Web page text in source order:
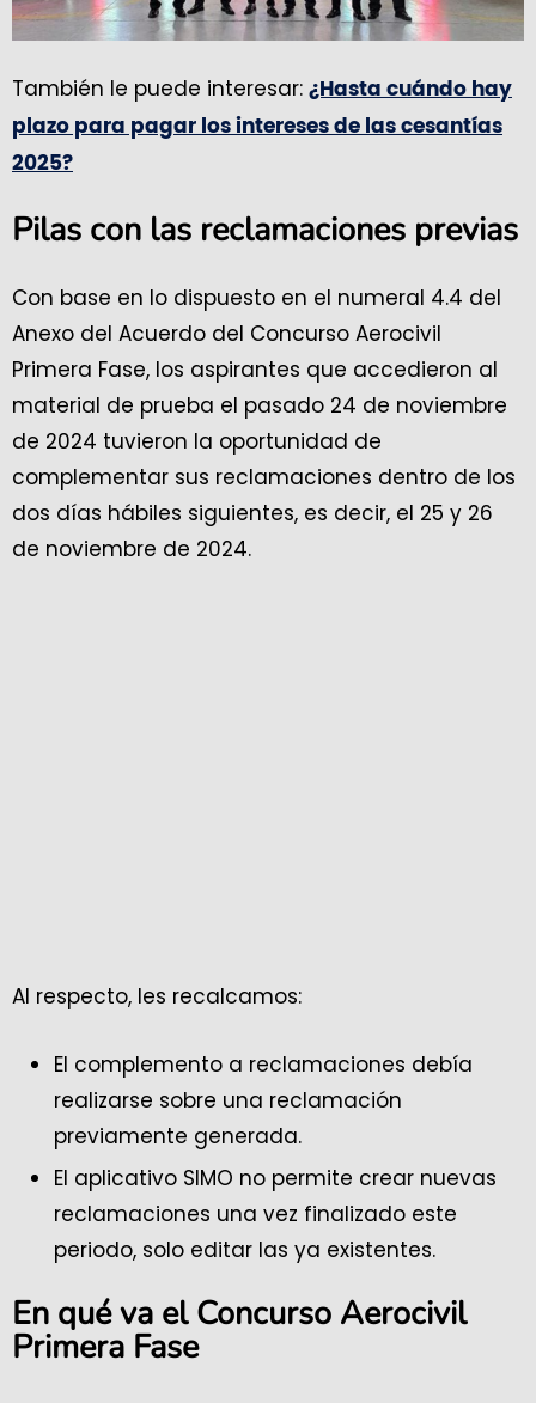
También le puede interesar: ¿Hasta cuándo hay
plazo para pagar los intereses de las cesantías
2025?
Pilas con las reclamaciones previas
Con base en lo dispuesto en el numeral 4.4 del
Anexo del Acuerdo del Concurso Aerocivil
Primera Fase, los aspirantes que accedieron al
material de prueba el pasado 24 de noviembre
de 2024 tuvieron la oportunidad de
complementar sus reclamaciones dentro de los
dos días hábiles siguientes, es decir, el 25 y 26
de noviembre de 2024.
Al respecto, les recalcamos:
El complemento a reclamaciones debía
realizarse sobre una reclamación
previamente generada.
El aplicativo SIMO no permite crear nuevas
reclamaciones una vez finalizado este
periodo, solo editar las ya existentes.
En qué va el Concurso Aerocivil
Primera Fase